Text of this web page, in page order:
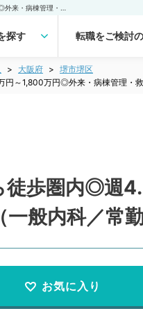
探す 転職をご検討
大阪府
堺市堺区
～1,800万円◎外来・病棟管理・
徒歩圏内◎
般内科／常勤
お気に入り